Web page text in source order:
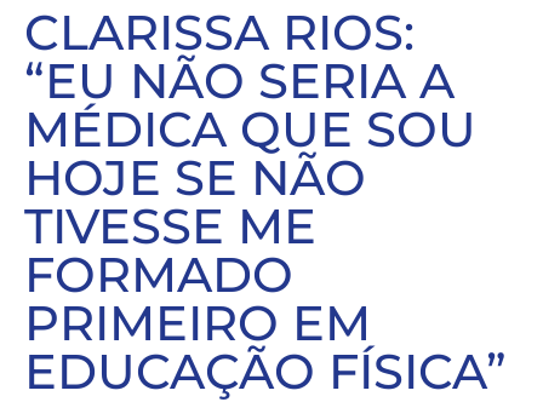
CLARISSA RIOS:
“EU NÃO SERIA A
MÉDICA QUE SOU
HOJE SE NÃO
TIVESSE ME
FORMADO
PRIMEIRO EM
EDUCAÇÃO FÍSICA”